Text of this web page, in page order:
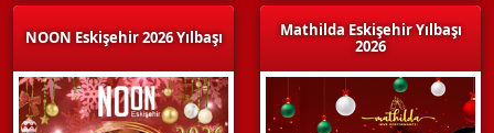
NOON Eskişehir 2026 Yılbaşı
Mathilda Eskişehir Yılbaşı
2026